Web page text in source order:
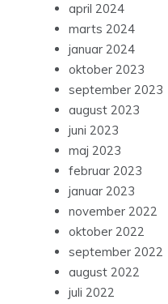
april 2024
marts 2024
januar 2024
oktober 2023
september 2023
august 2023
juni 2023
maj 2023
februar 2023
januar 2023
november 2022
oktober 2022
september 2022
august 2022
juli 2022